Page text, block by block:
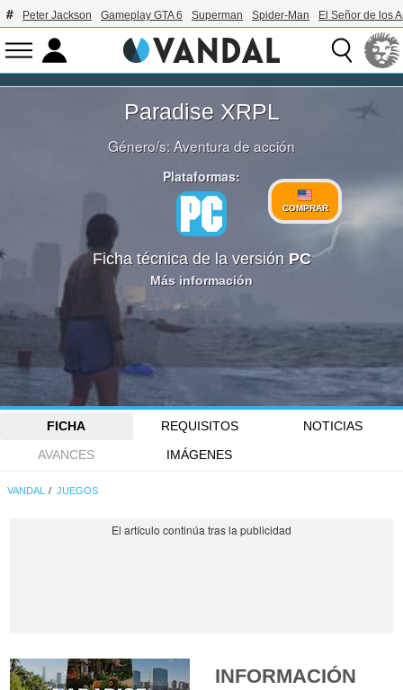
Peter Jackson Gameplay GTA 6 Superman Spider-Man El Señor de los
Paradise XRPL
Género/s:Aventura de acción
Plataformas:
COMPRAR
Ficha técnica de la versión PC
Más información
FICHA REQUISITOS
NOTICIAS
AVANCES
IMÁGENES
VANDAL JUEGOS
INFORMACIÓN